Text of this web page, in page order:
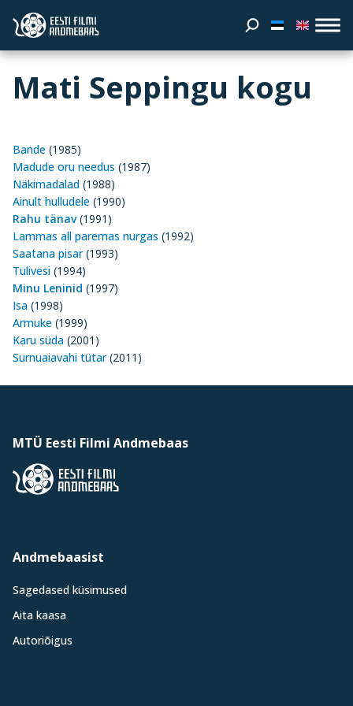
Mati Seppingu kogu
Bande (1985)
Madude oru needus (1987)
Näkimadalad (1988)
Ainult hulludele (1990)
Rahu tänav(1991)
Lammas all paremas nurgas (1992)
Saatana pisar(1993)
Tulivesi (1994)
Minu Leninid (1997)
Isa (1998)
Armuke (1999)
Karu süda (2001)
Surnuaiavahi tütar(2011)
MTÜ Eesti Filmi Andmebaas
Andmebaasist
Sagedased küsimused
Aita kaasa
Autoriõigus